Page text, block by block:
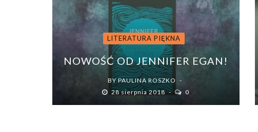
LITERATURA PIĘKNA
NOWOŚĆ OD JENNIFER EGAN!
BYPAULINA ROSZKO
28 sierpnia 2018
0